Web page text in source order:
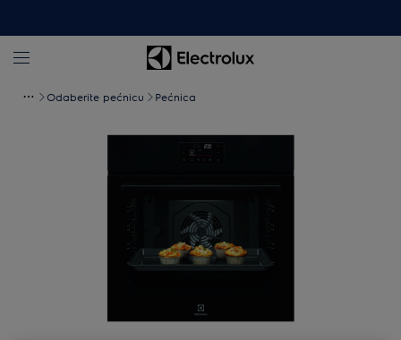
Odaberite pećnicu Pećnica